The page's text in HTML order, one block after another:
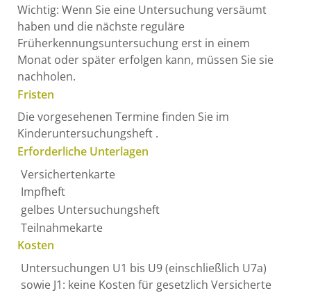
Wichtig: Wenn Sie eine Untersuchung versäumt
haben und die nächste reguläre
Früherkennungsuntersuchung erst in einem
Monat oder später erfolgen kann, müssen Sie sie
nachholen.
Fristen
Die vorgesehenen Termine finden Sie im
Kinderuntersuchungsheft .
Erforderliche Unterlagen
Versichertenkarte
Impfheft
gelbes Untersuchungsheft
Teilnahmekarte
Kosten
Untersuchungen U1 bis U9 (einschließlich U7a)
sowie J1: keine Kosten für gesetzlich Versicherte